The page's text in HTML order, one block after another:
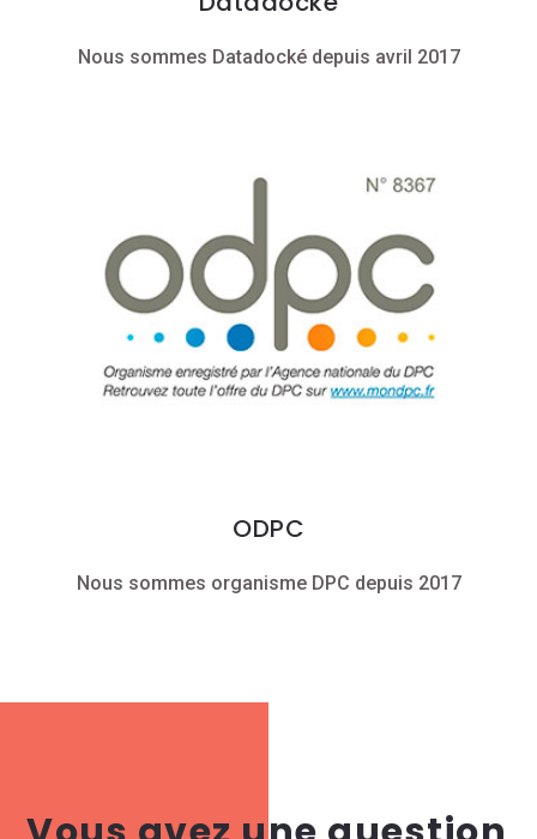
Nous sommes Datadocké depuis avril 2017
ODPC
Nous sommes organisme DPC depuis 2017